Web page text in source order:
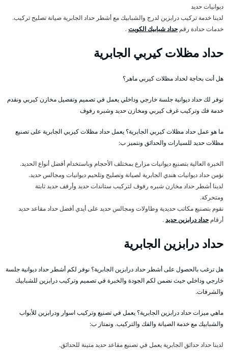
ديوانيات حديد
لدينا خدمة تركيب درابزين لدرج والشبابيك مع أشطر حداد الجابرية صيانة تصليح تركيب.
خدمات حدادة رقم حداد شبابيك الكويت.
حداد مظلات كيربي الجابرية
هل أنت بحاجة لحداد مظلات كيربي ماهر؟
نوفر لك حداد ديوانية جلسة خارجي وداخلي يعمل في تصميم وتفصيل مخازن كيربي ونقدم
خدمة فك وتركيب غرف كيربي ومخازن حديد وشبره رفوف
ما هو عمل حداد مظلات كيربي الجابرية؟ يعمل حداد مظلات كيربي الجابرية على تصنيع
مظلات حديد للسيارات والحدائق ونتميز ب:
الخبرة العالية بتصنيع ديوانيات مزارع بمختلف الأحجام وباستخدام أفضل أنواع الحديد.
نؤمن حداد ديوانيات هندي الجابرية لصيانة وتصليح وتلحيم ديوانيات ومجالس حديد.
لدينا أشطر حداد مخازن شبره رفوف لتركيب ستاندات حديد وأرفف حديد ثابتة
ومتحركة.
نقوم بتصنيع مكاتب حديدية وطاولات ومجالس حديد على أيدي أفضل حداد مقاعد حديد
أرقام حداد درابزين حديد.
حداد درابزين الجابرية
هل ترغب بالحصول على أشطر حداد درابزين الجابرية؟ نوفر لكم أشطر حداد ديوانية جلسة
خارجي وداخلي حيث نضمن لكم الجودة والخبرة في تصميم وتركيب درابزين للشبابيك
والشرفات.
ماهي ميزات حداد درابزين الجابرية؟ يعمل في تصنيع وتركيب اسوار ودرابزين للأبواب
والشبابيك مع خدمة الصيانة والفك والتركيب. ونمتاز ب:
لدينا حداد حدائق الجابرية يعمل في تصنيع مقاعد حديد متينة للحدائق.